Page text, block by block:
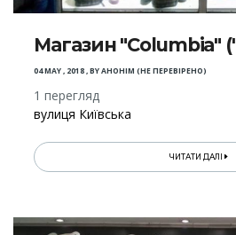
Магазин "Columbia"
04 MAY , 2018,BYАНОНІМ (НЕ ПЕРЕВІРЕНО)
1 перегляд
вулиця Київська
ЧИТАТИ ДАЛІ